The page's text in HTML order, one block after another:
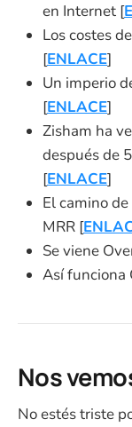
en Internet [
Los costes
[ENLACE]
Un imperio
[ENLACE]
Zisham ha
después de
[ENLACE]
El camino
MRR [
Se viene
Así funciona
Nos
No estés triste